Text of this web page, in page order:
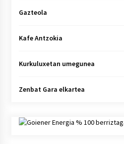
Gazteola
Kafe Antzokia
Kurkuluxetan umegunea
Zenbat Gara elkartea